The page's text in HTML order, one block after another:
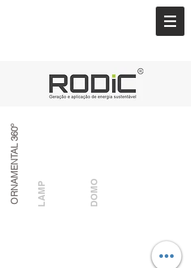
ORNAMENTAL 360º DOMO
LAMP